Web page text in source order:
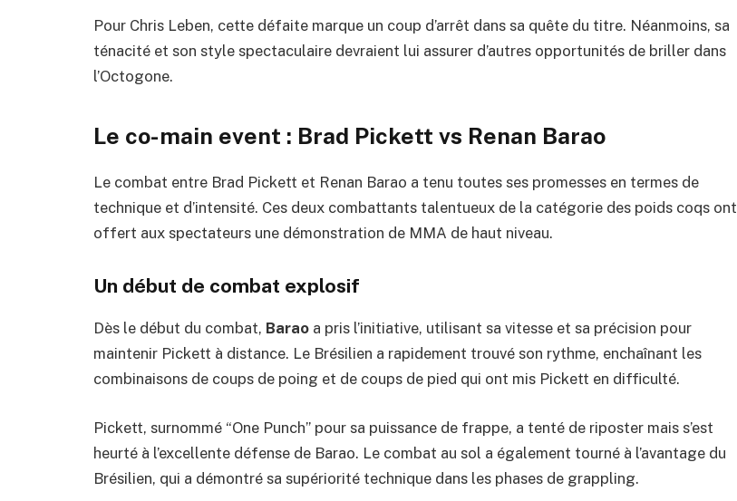
Pour Chris Leben, cette défaite marque un coup d’arrêt dans sa quête du titre. Néanmoins, sa
ténacité et son style spectaculaire devraient lui assurer d’autres opportunités de briller dans
l’Octogone.
Le co-main event : Brad Pickett vs Renan Barao
Le combat entre Brad Pickett et Renan Barao a tenu toutes ses promesses en termes de
technique et d’intensité. Ces deux combattants talentueux de la catégorie des poids coqs ont
offert aux spectateurs une démonstration de MMA de haut niveau.
Un début de combat explosif
Dès le début du combat, Barao a pris l’initiative, utilisant sa vitesse et sa précision pour
maintenir Pickett à distance. Le Brésilien a rapidement trouvé son rythme, enchaînant les
combinaisons de coups de poing et de coups de pied qui ont mis Pickett en difficulté.
Pickett, surnommé “One Punch” pour sa puissance de frappe, a tenté de riposter mais s’est
heurté à l’excellente défense de Barao. Le combat au sol a également tourné à l’avantage du
Brésilien, qui a démontré sa supériorité technique dans les phases de grappling.